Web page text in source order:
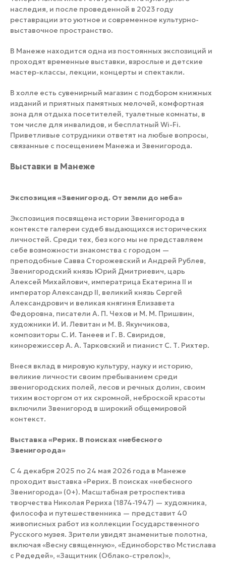
наследия, и после проведенной в 2023 году
реставрации это уютное и современное культурно-
выставочное пространство.
В Манеже находится одна из постоянных экспозиций и
проходят временные выставки, взрослые и детские
мастер-классы, лекции, концерты и спектакли.
В холле есть сувенирный магазин с подбором книжных
изданий и приятных памятных мелочей, комфортная
зона для отдыха посетителей, туалетные комнаты, в
том числе для инвалидов, и бесплатный Wi-Fi.
Приветливые сотрудники ответят на любые вопросы,
связанные с посещением Манежа и Звенигорода.
Выставки в Манеже
Экспозиция «Звенигород. От земли до неба»
Экспозиция посвящена истории Звенигорода в
контексте галереи судеб выдающихся исторических
личностей. Среди тех, без кого мы не представляем
себе возможности знакомства с городом —
преподобные Савва Сторожевский и Андрей Рублев,
Звенигородский князь Юрий Дмитриевич, царь
Алексей Михайлович, императрица Екатерина II и
император Александр II, великий князь Сергей
Александрович и великая княгиня Елизавета
Федоровна, писатели А. П. Чехов и М. М. Пришвин,
художники И. И. Левитан и М. В. Якунчикова,
композиторы С. И. Танеев и Г. В. Свиридов,
кинорежиссер А. А. Тарковский и пианист С. Т. Рихтер.
Внеся вклад в мировую культуру, науку и историю,
великие личности своим пребыванием среди
звенигородских полей, лесов и речных долин, своим
тихим восторгом от их скромной, неброской красоты
включили Звенигород в широкий общемировой
контекст.
Выставка «Рерих. В поисках «небесного
Звенигорода»
С 4 декабря 2025 по 24 мая 2026 года в Манеже
проходит выставка «Рерих. В поисках «небесного
Звенигорода» (0+). Масштабная ретроспектива
творчества Николая Рериха (1874-1947) — художника,
философа и путешественника — представит 40
живописных работ из коллекции Государственного
Русского музея. Зрители увидят знаменитые полотна,
включая «Весну священную», «Единоборство Мстислава
с Редедей», «Защитник (Облако-стрелок)»,